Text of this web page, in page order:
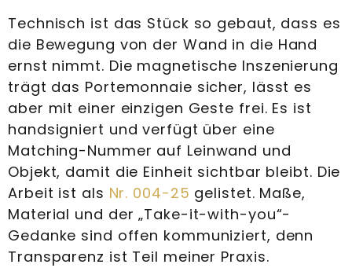
Technisch ist das Stück so gebaut, dass es
die Bewegung von der Wand in die Hand
ernst nimmt. Die magnetische Inszenierung
trägt das Portemonnaie sicher, lässt es
aber mit einer einzigen Geste frei. Es ist
handsigniert und verfügt über eine
Matching-Nummer auf Leinwand und
Objekt, damit die Einheit sichtbar bleibt. Die
Arbeit ist als Nr. 004-25 gelistet. Maße,
Material und der „Take-it-with-you“-
Gedanke sind offen kommuniziert, denn
Transparenz ist Teil meiner Praxis.